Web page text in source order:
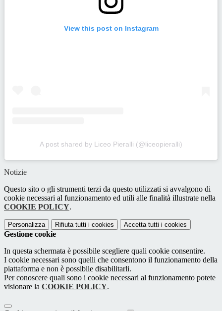
View this post on Instagram
A post shared by Liceo Pieralli (@liceopieralli)
Notizie
Questo sito o gli strumenti terzi da questo utilizzati si avvalgono di
cookie necessari al funzionamento ed utili alle finalità illustrate nella
COOKIE POLICY.
Personalizza Rifiuta tutti i cookies Accetta tutti i cookies
Gestione cookie
In questa schermata è possibile scegliere quali cookie consentire.
I cookie necessari sono quelli che consentono il funzionamento della
piattaforma e non è possibile disabilitarli.
Per conoscere quali sono i cookie necessari al funzionamento potete
visionare la COOKIE POLICY.